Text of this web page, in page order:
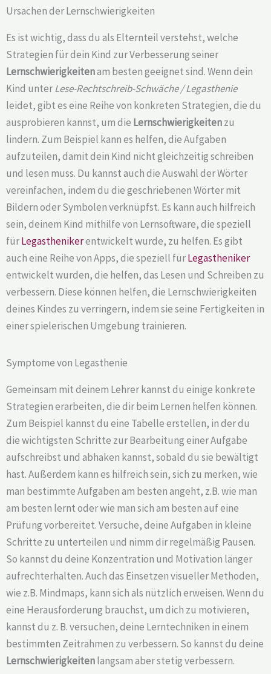
Ursachen der Lernschwierigkeiten
Es ist wichtig, dass du als Elternteil verstehst, welche
Strategien für dein Kind zur Verbesserung seiner
Lernschwierigkeitenam besten geeignet sind. Wenn dein
Kind unterLese-Rechtschreib-Schwäche / Legasthenie
leidet, gibt es eine Reihe von konkreten Strategien, die du
ausprobieren kannst, um die Lernschwierigkeitenzu
lindern. Zum Beispiel kann es helfen, die Aufgaben
aufzuteilen, damit dein Kind nicht gleichzeitig schreiben
und lesen muss. Du kannst auch die Auswahl der Wörter
vereinfachen, indem du die geschriebenen Wörter mit
Bildern oder Symbolen verknüpfst. Es kann auch hilfreich
sein, deinem Kind mithilfe von Lernsoftware, die speziell
fürLegasthenikerentwickelt wurde, zu helfen. Es gibt
auch eine Reihe von Apps, die speziell fürLegastheniker
entwickelt wurden, die helfen, das Lesen und Schreiben zu
verbessern. Diese können helfen, die Lernschwierigkeiten
deines Kindes zu verringern, indem sie seine Fertigkeiten in
einer spielerischen Umgebung trainieren.
Symptome von Legasthenie
Gemeinsam mit deinem Lehrer kannst du einige konkrete
Strategien erarbeiten, die dir beim Lernen helfen können.
Zum Beispiel kannst du eine Tabelle erstellen, in der du
die wichtigsten Schritte zur Bearbeitung einer Aufgabe
aufschreibst und abhaken kannst, sobald du sie bewältigt
hast. Außerdem kann es hilfreich sein, sich zu merken, wie
man bestimmte Aufgaben am besten angeht, z.B. wie man
am besten lernt oder wie man sich am besten auf eine
Prüfung vorbereitet. Versuche, deine Aufgaben in kleine
Schritte zu unterteilen und nimm dir regelmäßig Pausen.
So kannst du deine Konzentration und Motivation länger
aufrechterhalten. Auch das Einsetzen visueller Methoden,
wie z.B. Mindmaps, kann sich als nützlich erweisen. Wenn du
eine Herausforderung brauchst, um dich zu motivieren,
kannst du z. B. versuchen, deine Lerntechniken in einem
bestimmten Zeitrahmen zu verbessern. So kannst du deine
Lernschwierigkeitenlangsam aber stetig verbessern.